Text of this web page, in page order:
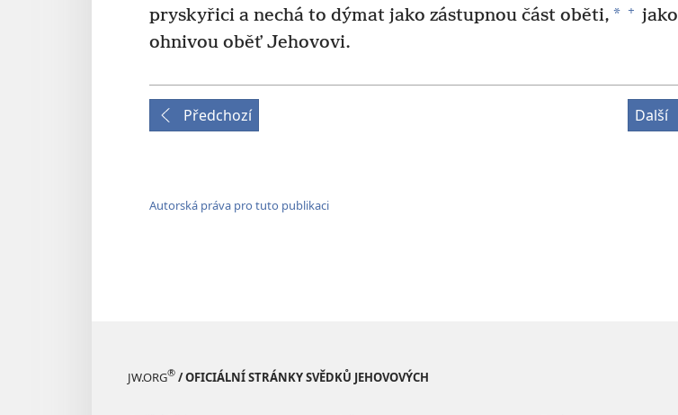
pryskyřici a nechá to dýmat jako zástupnou část oběti, * + jako
ohnivou oběť Jehovovi.
Předchozí Další
Autorská práva pro tuto publikaci
JW.ORG® / OFICIÁLNÍ STRÁNKY SVĚDKŮ JEHOVOVÝCH